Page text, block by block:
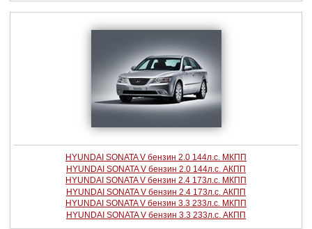
HYUNDAI SONATA V бензин 2.0 144л.с. МКПП
HYUNDAI SONATA V бензин 2.0 144л.с. АКПП
HYUNDAI SONATA V бензин 2.4 173л.с. МКПП
HYUNDAI SONATA V бензин 2.4 173л.с. АКПП
HYUNDAI SONATA V бензин 3.3 233л.с. МКПП
HYUNDAI SONATA V бензин 3.3 233л.с. АКПП